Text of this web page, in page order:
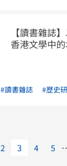
【讀書雜誌
香港文學中
#讀書雜誌 #歷史
2 3 4 5